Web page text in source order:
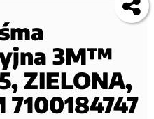
3M™
ZIELONA,